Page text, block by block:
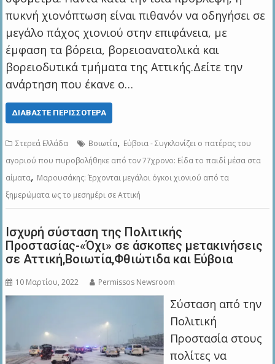
πυκνή χιονόπτωση είναι πιθανόν να οδηγήσει σε
μεγάλο πάχος χιονιού στην επιφάνεια, με
έμφαση τα βόρεια, βορειοανατολικά και
βορειοδυτικά τμήματα της Αττικής.Δείτε την
ανάρτηση που έκανε ο…
ΔΙΑΒΆΣΤΕ ΠΕΡΙΣΣΌΤΕΡΑ
Στερεά Ελλάδα Βοιωτία, Εύβοια - Συγκλονίζει ο πατέρας του
αγοριού που πυροβολήθηκε από τον 77χρονο: Είδα το παιδί μέσα στα
αίματα, Μαρουσάκης: Έρχονται μεγάλοι όγκοι χιονιού από τα
ξημερώματα ως το μεσημέρι σε Αττική
Ισχυρή σύσταση της Πολιτικής
Προστασίας-«Όχι» σε άσκοπες μετακινήσεις
σε Αττική,Βοιωτία,Φθιώτιδα και Εύβοια
10 Μαρτίου, 2022 Permissos Newsroom
Σύσταση από την
Πολιτική
Προστασία στους
πολίτες να